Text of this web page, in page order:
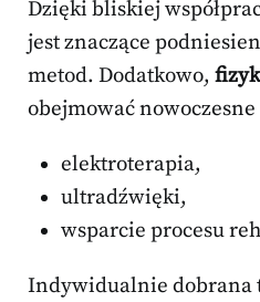
Dzięki bliskiej
jest znaczące
metod. Dodatkowo,
obejmować
elektroterapia,
ultradźwięki,
wsparcie procesu
Indywidualnie dobrana